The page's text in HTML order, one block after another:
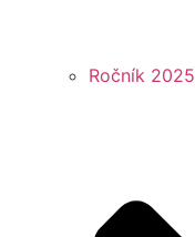
Ročník 2025